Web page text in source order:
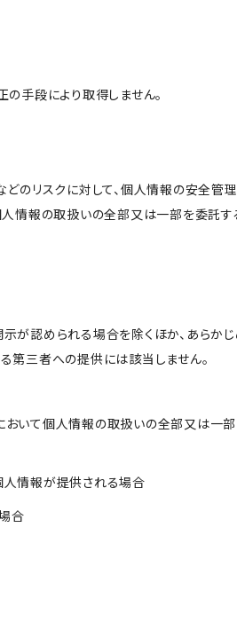
手段により取得しません。
のリスクに対して、個人情報の安全管
人情報の取扱いの全部又は一部を委託
が認められる場合を除くほか、あらか
第三者への提供には該当しません。
おいて個人情報の取扱いの全部又は一
人情報が提供される場合
合